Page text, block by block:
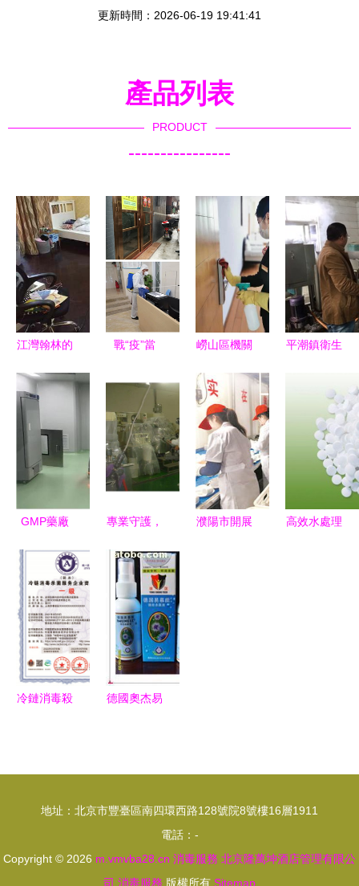
更新時間：2026-06-19 19:41:41
產品列表
PRODUCT
----------------
江灣翰林的
業的消毒、
除螨與殺蟲
服務
戰“疫”當
艱 深圳農
商行旗下金
信“智小
窩”攜手租
賃市場，以
消毒服務共
嶗山區機關
心 筑牢防
疫屏障，全
力做好消毒
服務保障
平潮鎮衛生
具集中消毒
服務單位專
項監督檢查
筑牢食品安
GMP藥廠
定義、管理
要求與專業
消毒服務
專業守護，
宜興楊巷鎮
消毒殺菌服
務全方位解
析
濮陽市開展
高效水處理
冷鏈消毒殺
德國奧杰易
地址：北京市豐臺區南四環西路128號院8號樓16層1911
電話：-
Copyright © 2026 m.vmvba28.cn 消毒服務 北京隆萬坤酒店管理有限公
司 消毒服務 版權所有 Sitemap